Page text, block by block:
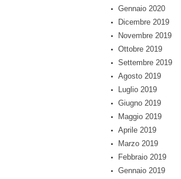
Gennaio 2020
Dicembre 2019
Novembre 2019
Ottobre 2019
Settembre 2019
Agosto 2019
Luglio 2019
Giugno 2019
Maggio 2019
Aprile 2019
Marzo 2019
Febbraio 2019
Gennaio 2019